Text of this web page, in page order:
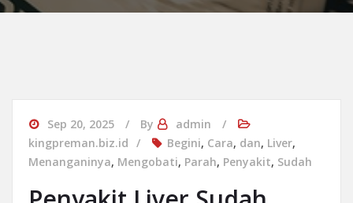
Sep 20, 2025 By
admin
kingpreman.biz.id
Begini, Cara, dan, Liver,
Menanganinya, Mengobati, Parah, Penyakit, Sudah